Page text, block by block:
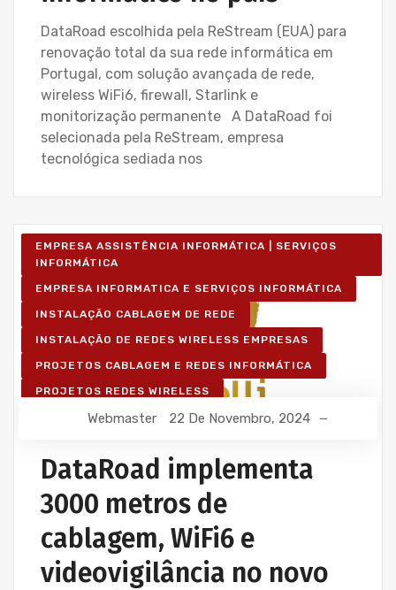
DataRoad escolhida pela ReStream (EUA) para
renovação total da sua rede informática em
Portugal, com solução avançada de rede,
wireless WiFi6, firewall, Starlink e
monitorização permanente A DataRoad foi
selecionada pela ReStream, empresa
tecnológica sediada nos
EMPRESA ASSISTÊNCIA INFORMÁTICA | SERVIÇOS
INFORMÁTICA
EMPRESA INFORMATICA E SERVIÇOS INFORMÁTICA
INSTALAÇÃO CABLAGEM DE REDE
INSTALAÇÃO DE REDES WIRELESS EMPRESAS
PROJETOS CABLAGEM E REDES INFORMÁTICA
PROJETOS REDES WIRELESS
REDE ESTRUTURADA INFORMÁTICA
Webmaster 22 De Novembro, 2024
DataRoad implementa
3000 metros de
cablagem, WiFi6 e
videovigilância no novo